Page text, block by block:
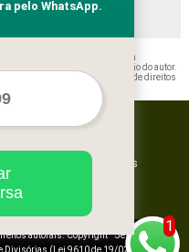
" é de direito reservado. Sua
é proibida sem a autorização do autor.
Penal –
Lei 9610/98 - Lei de direitos
Serviços
autorais. Copyright Jessica
Divisórias (Lei 9610 de 19/02/1998)
1
pelo WhatsApp.